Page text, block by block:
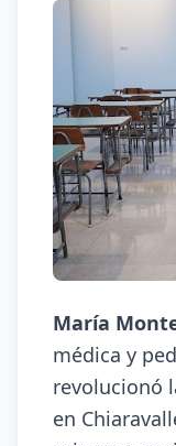
María
médica y
revolucionó
en